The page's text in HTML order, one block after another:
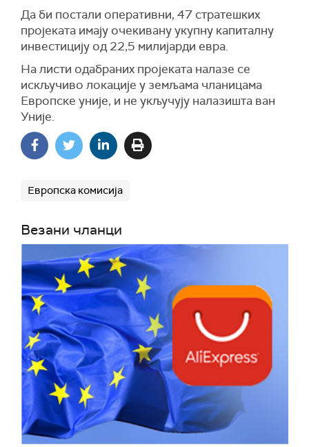
Да би постали оперативни, 47 стратешких
пројеката имају очекивану укупну капиталну
инвестицију од 22,5 милијарди евра.
На листи одабраних пројеката налазе се
искључиво локације у земљама чланицама
Европске уније, и не укључују налазишта ван
Уније.
Европска комисија
Везани чланци